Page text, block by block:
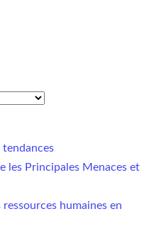
tendances
les Principales Menaces et
humaines en